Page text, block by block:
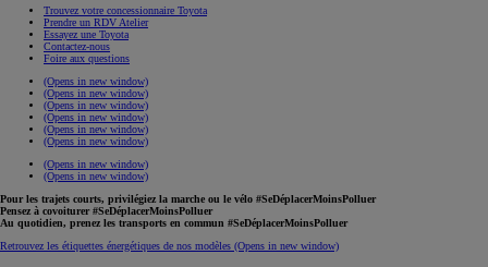
Trouvez votre concessionnaire Toyota
Prendre un RDV Atelier
Essayez une Toyota
Contactez-nous
Foire aux questions
(Opens in new window)
(Opens in new window)
(Opens in new window)
(Opens in new window)
(Opens in new window)
(Opens in new window)
(Opens in new window)
(Opens in new window)
Pour les trajets courts, privilégiez la marche ou le vélo #SeDéplacerMoinsPolluer
Pensez à covoiturer #SeDéplacerMoinsPolluer
Au quotidien, prenez les transports en commun #SeDéplacerMoinsPolluer
Retrouvez les étiquettes énergétiques de nos modèles (Opens in new window)